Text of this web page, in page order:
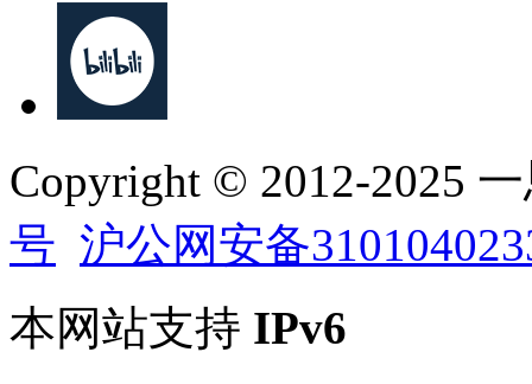
Copyright © 2012-2025
号 沪公网安备
本网站支持 IPv6